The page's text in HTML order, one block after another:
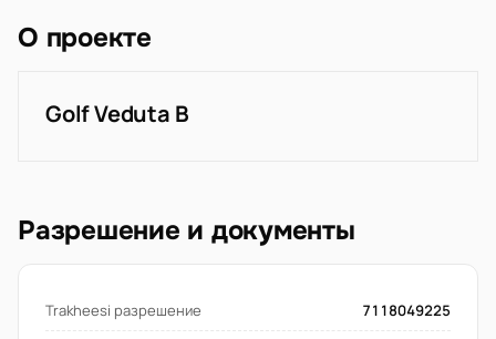
О проекте
Golf Veduta B
Разрешение и документы
Trakheesi разрешение
7118049225